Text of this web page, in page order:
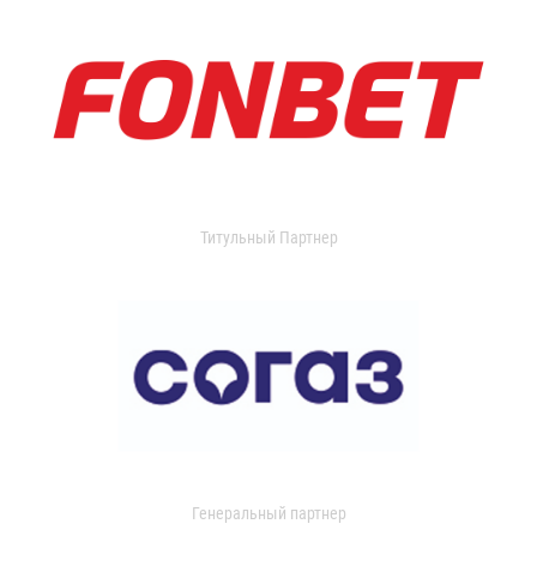
Титульный Партнер
Генеральный партнер